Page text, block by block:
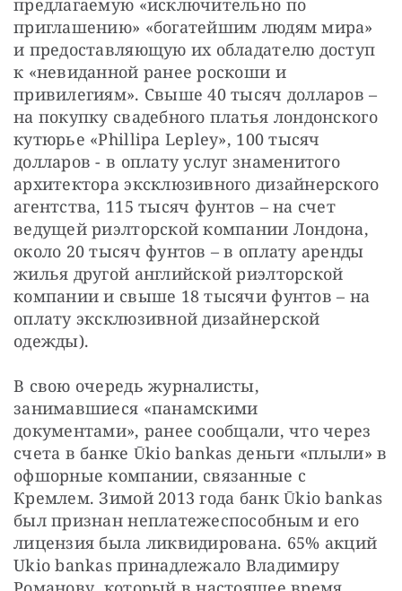
предлагаемую «исключительно по
приглашению» «богатейшим людям мира»
и предоставляющую их обладателю доступ
к «невиданной ранее роскоши и
привилегиям». Свыше 40 тысяч долларов –
на покупку свадебного платья лондонского
кутюрье «Phillipa Lepley», 100 тысяч
долларов - в оплату услуг знаменитого
архитектора эксклюзивного дизайнерского
агентства, 115 тысяч фунтов – на счет
ведущей риэлторской компании Лондона,
около 20 тысяч фунтов – в оплату аренды
жилья другой английской риэлторской
компании и свыше 18 тысячи фунтов – на
оплату эксклюзивной дизайнерской
одежды).
В свою очередь журналисты,
занимавшиеся «панамскими
документами», ранее сообщали, что через
счета в банке Ūkio bankas деньги «плыли» в
офшорные компании, связанные с
Кремлем. Зимой 2013 года банк Ūkio bankas
был признан неплатежеспособным и его
лицензия была ликвидирована. 65% акций
Ukio bankas принадлежало Владимиру